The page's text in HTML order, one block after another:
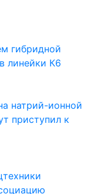
гибридной
линейки К6
натрий-ионной
приступил к